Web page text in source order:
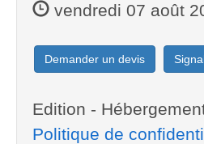
vendredi 07 août
Demander un devis
Edition -
Politique de